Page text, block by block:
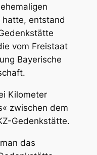
hatte, entstand
vom Freistaat
Bayerische
Kilometer
zwischen dem
Gedenkstätte.
das